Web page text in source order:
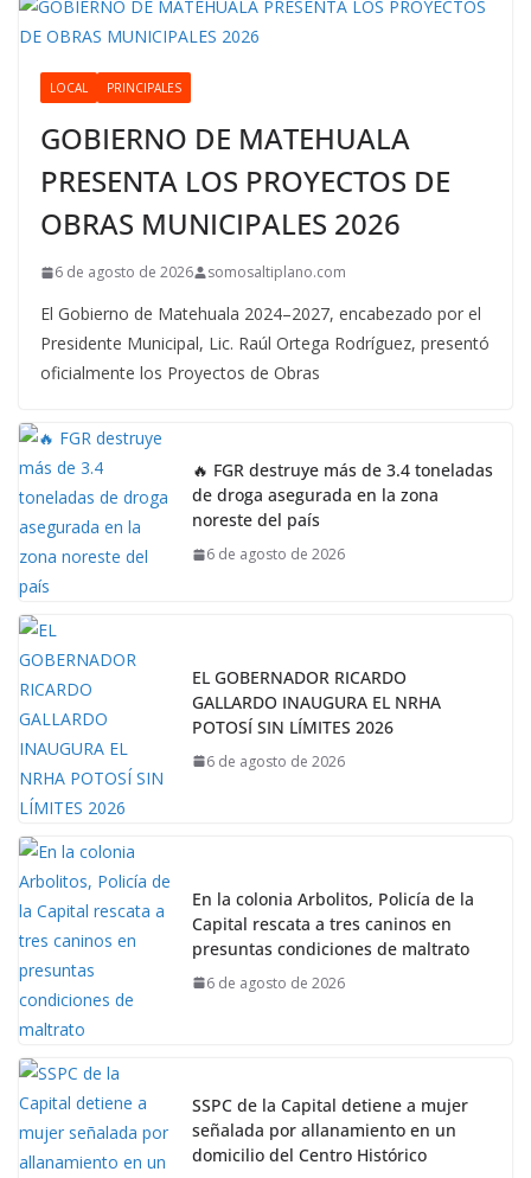
LOCAL PRINCIPALES
GOBIERNO DE MATEHUALA
PRESENTA LOS PROYECTOS DE
OBRAS MUNICIPALES 2026
6 de agosto de 2026 somosaltiplano.com
El Gobierno de Matehuala 2024–2027, encabezado por el
Presidente Municipal, Lic. Raúl Ortega Rodríguez, presentó
oficialmente los Proyectos de Obras
🔥 FGR destruye más de 3.4 toneladas
de droga asegurada en la zona
noreste del país
6 de agosto de 2026
EL GOBERNADOR RICARDO
GALLARDO INAUGURA EL NRHA
POTOSÍ SIN LÍMITES 2026
6 de agosto de 2026
En la colonia Arbolitos, Policía de la
Capital rescata a tres caninos en
presuntas condiciones de maltrato
6 de agosto de 2026
SSPC de la Capital detiene a mujer
señalada por allanamiento en un
domicilio del Centro Histórico